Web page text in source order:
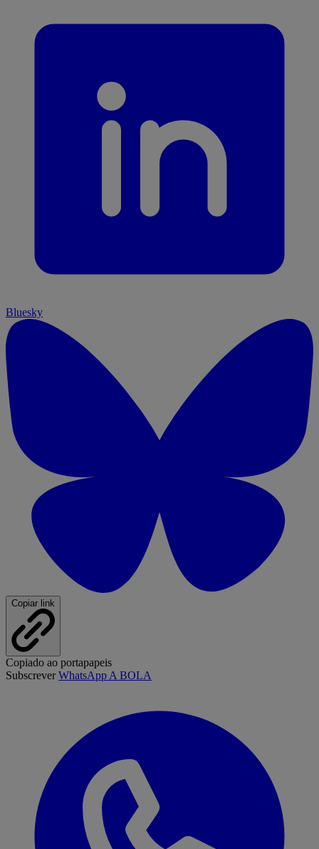
Bluesky
Copiar link
Copiado ao portapapeis
SubscreverWhatsApp A BOLA